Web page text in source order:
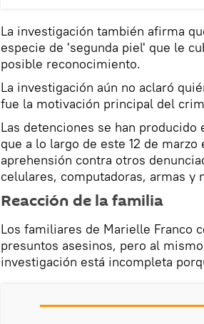
La investigación también afirma
especie de 'segunda piel' que le
posible reconocimiento.
La investigación aún no aclaró
fue la motivación principal del
Las detenciones se han
que a lo largo de este 12 de
aprehensión contra otros
celulares, computadoras, armas
Reacción de la familia
Los familiares de Marielle Franco
presuntos asesinos, pero al
investigación está incompleta